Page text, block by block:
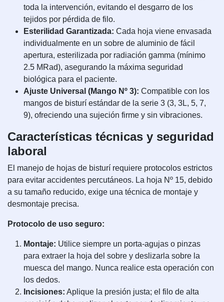
toda la intervención, evitando el desgarro de los
tejidos por pérdida de filo.
Esterilidad Garantizada: Cada hoja viene envasada
individualmente en un sobre de aluminio de fácil
apertura, esterilizada por radiación gamma (mínimo
2.5 MRad), asegurando la máxima seguridad
biológica para el paciente.
Ajuste Universal (Mango Nº 3): Compatible con los
mangos de bisturí estándar de la serie 3 (3, 3L, 5, 7,
9), ofreciendo una sujeción firme y sin vibraciones.
Características técnicas y seguridad
laboral
El manejo de hojas de bisturí requiere protocolos estrictos
para evitar accidentes percutáneos. La hoja Nº 15, debido
a su tamaño reducido, exige una técnica de montaje y
desmontaje precisa.
Protocolo de uso seguro:
Montaje: Utilice siempre un porta-agujas o pinzas
para extraer la hoja del sobre y deslizarla sobre la
muesca del mango. Nunca realice esta operación con
los dedos.
Incisiones: Aplique la presión justa; el filo de alta